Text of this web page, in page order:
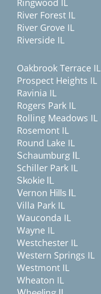
Ringwood IL
River Forest IL
River Grove IL
Riverside IL
Oakbrook Terrace IL
Prospect Heights IL
Ravinia IL
Rogers Park IL
Rolling Meadows IL
Rosemont IL
Round Lake IL
Schaumburg IL
Schiller Park IL
Skokie IL
Vernon Hills IL
Villa Park IL
Wauconda IL
Wayne IL
Westchester IL
Western Springs IL
Westmont IL
Wheaton IL